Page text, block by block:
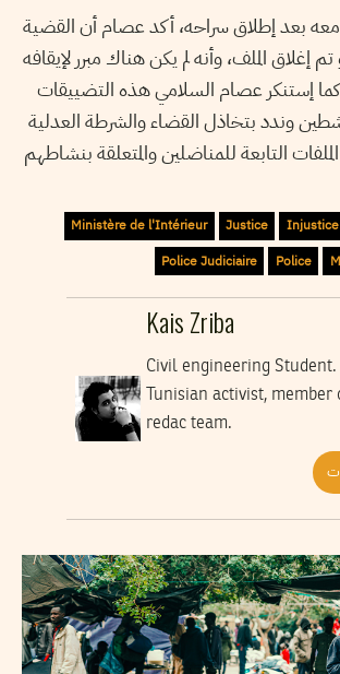
بعد إطلاق سراحه، أكد عصام أن القضية
إغلاق الملف، وأنه لم يكن هناك مبرر لإيقافه
كما إستنكر عصام السلامي هذه التضييقات
وندد بتخاذل القضاء والشرطة العدلية
التابعة للمناضلين والمتعلقة بنشاطهم
Injustice
Justice
Ministère de l'Intérieur
Police
Police Judiciaire
Kais Zriba
Civil engineering Student.
Tunisian activist, member
redac team.